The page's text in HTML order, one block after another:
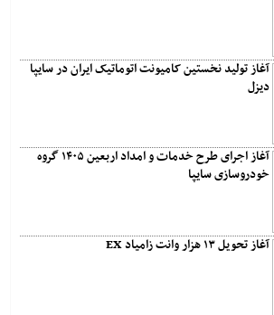
آغاز تولید نخستین کامیونت اتوماتیک ایران در سایپا
دیزل
آغاز اجرای طرح خدمات و امداد اربعین ۱۴۰۵ گروه
خودروسازی سایپا
آغاز تحویل ۱۳ هزار وانت زامیاد EX